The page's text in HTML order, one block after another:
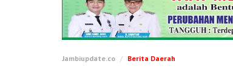
Jambiupdate.co Berita Daerah